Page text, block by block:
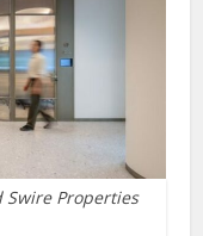
Swire Properties